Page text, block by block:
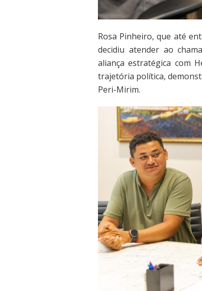
Rosa Pinheiro, que até
decidiu atender ao
aliança estratégica com
trajetória política,
Peri-Mirim.